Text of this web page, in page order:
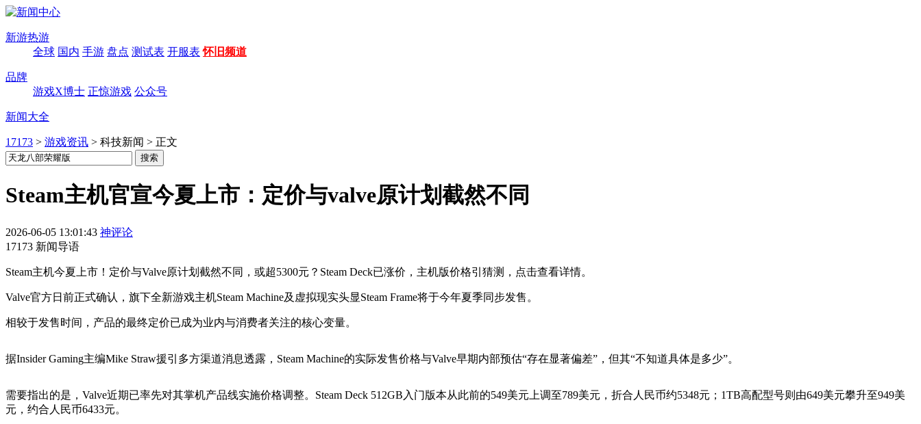
新游热游
全球 国内 手游 盘点 测试表 开服表 怀旧频道
品牌
游戏X博士 正惊游戏 公众号
新闻大全
17173 > 游戏资讯 > 科技新闻 > 正文
Steam主机官宣今夏上市：定价与valve原计划截然不同
2026-06-05 13:01:43 神评论
17173 新闻导语
Steam主机今夏上市！定价与Valve原计划截然不同，或超5300元？Steam Deck已涨价，主机版价格引猜测，点击查看详情。
Valve官方日前正式确认，旗下全新游戏主机Steam Machine及虚拟现实头显Steam Frame将于今年夏季同步发售。
相较于发售时间，产品的最终定价已成为业内与消费者关注的核心变量。
据Insider Gaming主编Mike Straw援引多方渠道消息透露，Steam Machine的实际发售价格与Valve早期内部预估“存在显著偏差”，但其“不知道具体是多少”。
需要指出的是，Valve近期已率先对其掌机产品线实施价格调整。Steam Deck 512GB入门版本从此前的549美元上调至789美元，折合人民币约5348元；1TB高配型号则由649美元攀升至949美
元，约合人民币6433元。